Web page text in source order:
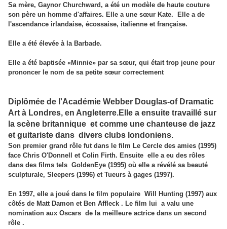
Sa mère, Gaynor Churchward, a été un modèle de haute couture
son père un homme d'affaires. Elle a une sœur Kate. Elle a de
l'ascendance irlandaise, écossaise, italienne et française.
Elle a été élevée à la Barbade.
Elle a été baptisée «Minnie» par sa sœur, qui était trop jeune pour
prononcer le nom de sa petite sœur correctement
Diplômée de l'Académie Webber Douglas-of Dramatic
Art à Londres, en Angleterre.Elle a ensuite travaillé sur
la scène britannique et comme une chanteuse de jazz
et guitariste dans divers clubs londoniens.
Son premier grand rôle fut dans le film Le Cercle des amies (1995)
face Chris O'Donnell et Colin Firth. Ensuite elle a eu des rôles
dans des films tels GoldenEye (1995) où elle a révélé sa beauté
sculpturale, Sleepers (1996) et Tueurs à gages (1997).
En 1997, elle a joué dans le film populaire Will Hunting (1997) aux
côtés de Matt Damon et Ben Affleck . Le film lui a valu une
nomination aux Oscars de la meilleure actrice dans un second
rôle .